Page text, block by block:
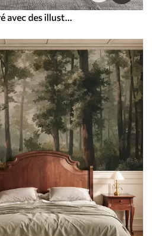
Art floral vintage texturé avec des illustrations délicates de fleurs et de feuilles de jardin dessinées, dans des tons pastel beige et sépia doux